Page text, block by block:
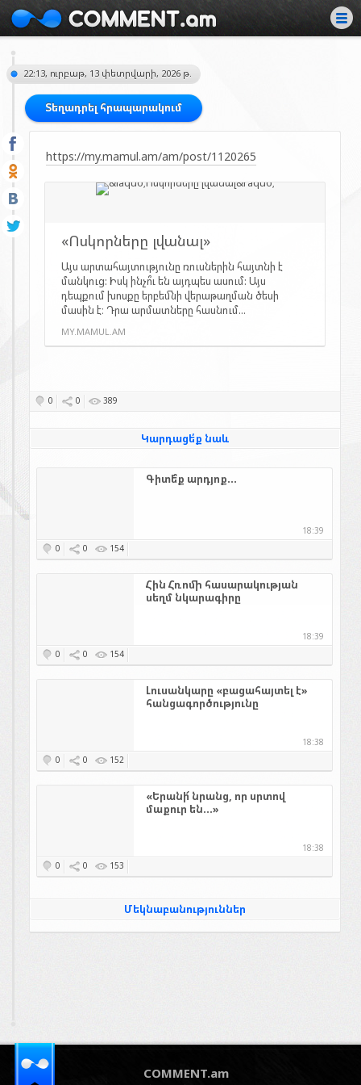
22:13, ուրբաթ, 13 փետրվարի, 2026 թ.
Տեղադրել հրապարակում
https://my.mamul.am/am/post/1120265
«Ոսկորները լվանալ»
Այս արտահայտությունը ռուսներին հայտնի է
մանկուց: Իսկ ինչո՞ւ են այդպես ասում: Այս
դեպքում խոսքը երբեմնի վերաթաղման ծեսի
մասին է։ Դրա արմատները հասնում...
MY.MAMUL.AM
0 0 389
Կարդացե՛ք նաև
Գիտե՞ք արդյոք...
18:39
0
0 154
Հին Հռոմի հասարակության
սեղմ նկարագիրը
18:39
0
0 154
Լուսանկարը «բացահայտել է»
հանցագործությունը
18:38
0
0 152
«Երանի՜ նրանց, որ սրտով
մաքուր են...»
18:38
0
0 153
Մեկնաբանություններ
COMMENT.am